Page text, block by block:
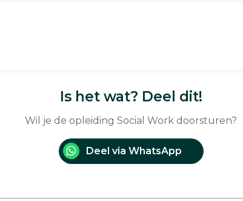
Is het wat? Deel dit!
Wil je de opleiding Social Work doorsturen?
Deel via WhatsApp